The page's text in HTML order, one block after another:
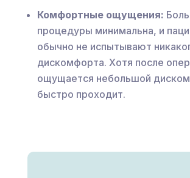
Комфортные ощущения:
процедуры минимальна, и
обычно не испытывают
дискомфорта. Хотя после
ощущается небольшой
быстро проходит.